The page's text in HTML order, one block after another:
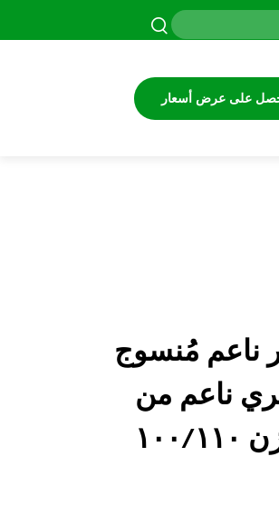
على عرض أسعار
ناعم مُنسوج
ناعم من
خليط البوليستر والقطن بوزن ١٠٠/١١٠